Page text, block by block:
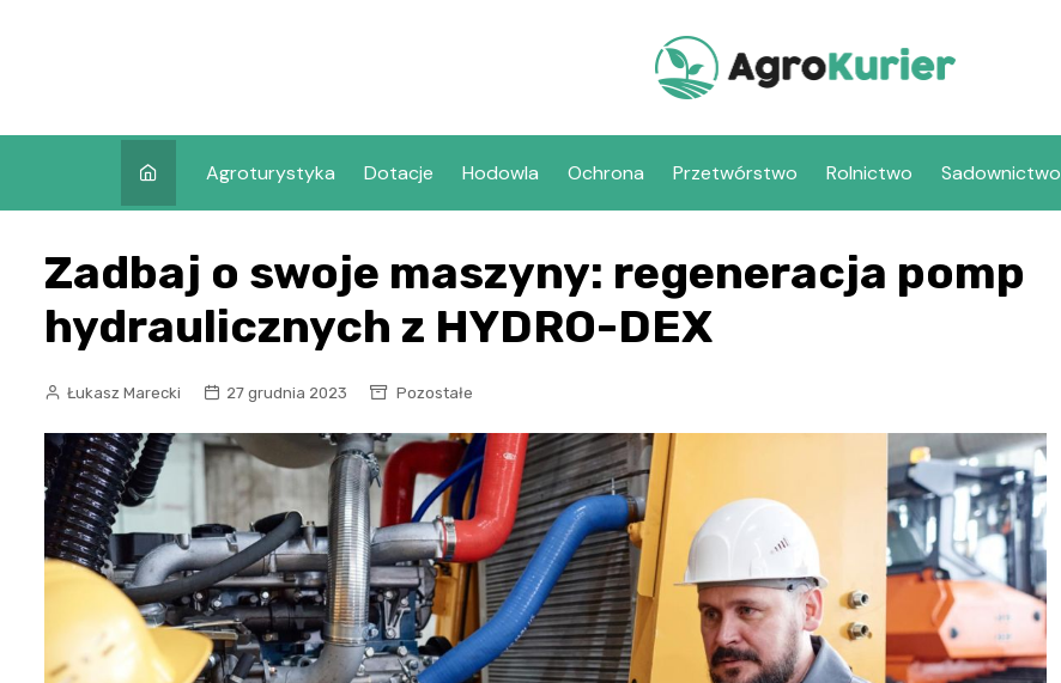
Agroturystyka Dotacje Hodowla Ochrona Przetwórstwo Rolnictwo Sadownictwo
Zadbaj o swoje maszyny: regeneracja pomp
hydraulicznych z HYDRO-DEX
Łukasz Marecki 27 grudnia 2023 Pozostałe